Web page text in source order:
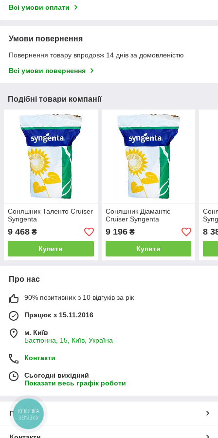
Всі умови оплати
Умови повернення
Повернення товару впродовж 14 днів за домовленістю
Всі умови повернення
Подібні товари компанії
Соняшник Таленто Cruiser
Syngenta
9 468 ₴
Купити
Соняшник Діамантіс
Cruiser Syngenta
9 196₴
Купити
8
Про нас
90% позитивних з 10 відгуків за рік
Працює з 15.11.2016
м. Київ
Бастіонна, 15, Київ, Україна
Контакти
Сьогодні вихідний
Показати весь графік роботи
Про нас
КНОПКА
ЗВ'ЯЗКУ